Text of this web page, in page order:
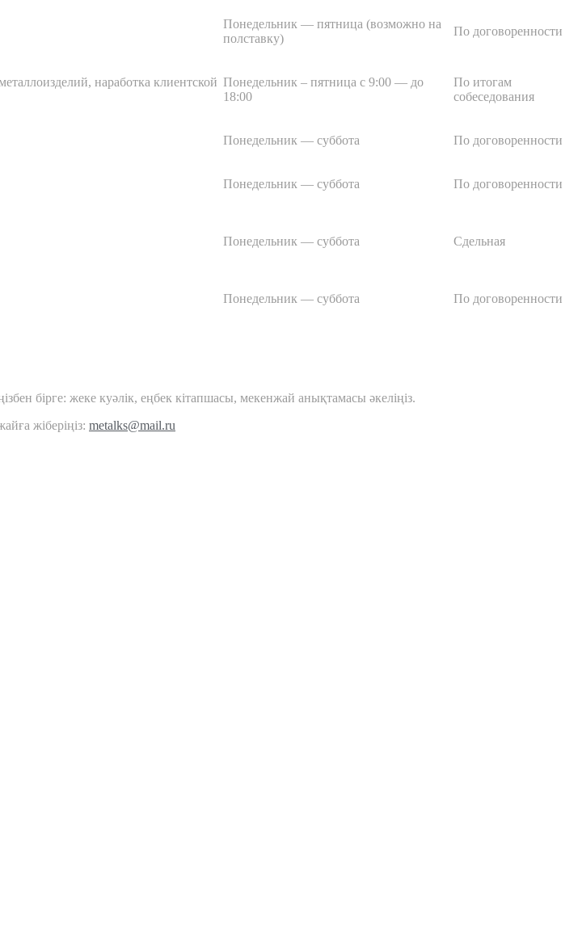
Понедельник — пятница (возможно на
полставку)
По договоренности
наработка клиентской Понедельник – пятница с 9:00 — до
18:00
По итогам
собеседования
Понедельник — суббота По договоренности
Понедельник — суббота По договоренности
Понедельник — суббота Сдельная
Понедельник — суббота По договоренности
бірге: жеке куәлік, еңбек кітапшасы, мекенжай анықтамасы әкеліңіз.
жіберіңіз: metalks@mail.ru